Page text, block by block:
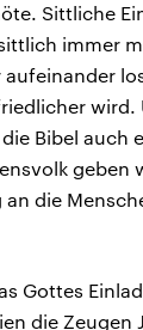
Sittliche
immer
wird.
Bibel auch
geben
an die
Gottes
die Zeugen